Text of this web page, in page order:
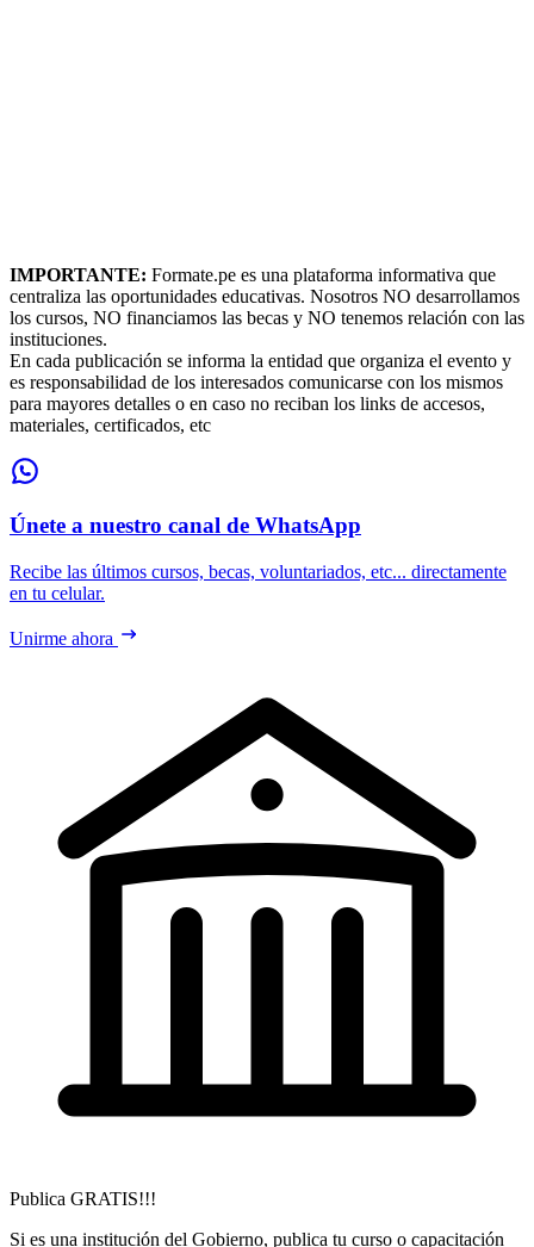
IMPORTANTE: Formate.pe es una plataforma informativa que
centraliza las oportunidades educativas. Nosotros NO desarrollamos
los cursos, NO financiamos las becas y NO tenemos relación con las
instituciones.
En cada publicación se informa la entidad que organiza el evento y
es responsabilidad de los interesados comunicarse con los mismos
para mayores detalles o en caso no reciban los links de accesos,
materiales, certificados, etc
Únete a nuestro canal de WhatsApp
Recibe las últimos cursos, becas, voluntariados, etc... directamente
en tu celular.
Unirme ahora
Publica GRATIS!!!
Si es una institución del Gobierno, publica tu curso o capacitación